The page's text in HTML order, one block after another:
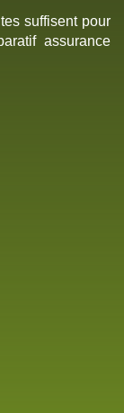
suffisent pour
assurance